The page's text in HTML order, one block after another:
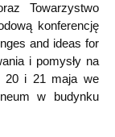
Towarzystwo
konferencję
and ideas for
i pomysły na
20 i 21 maja we
w budynku